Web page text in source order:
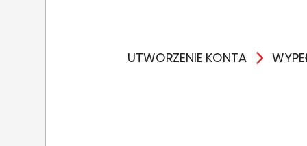
UTWORZENIE KONTA